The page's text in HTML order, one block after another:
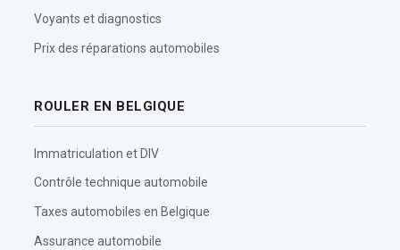
Voyants et diagnostics
Prix des réparations automobiles
ROULER EN BELGIQUE
Immatriculation et DIV
Contrôle technique automobile
Taxes automobiles en Belgique
Assurance automobile